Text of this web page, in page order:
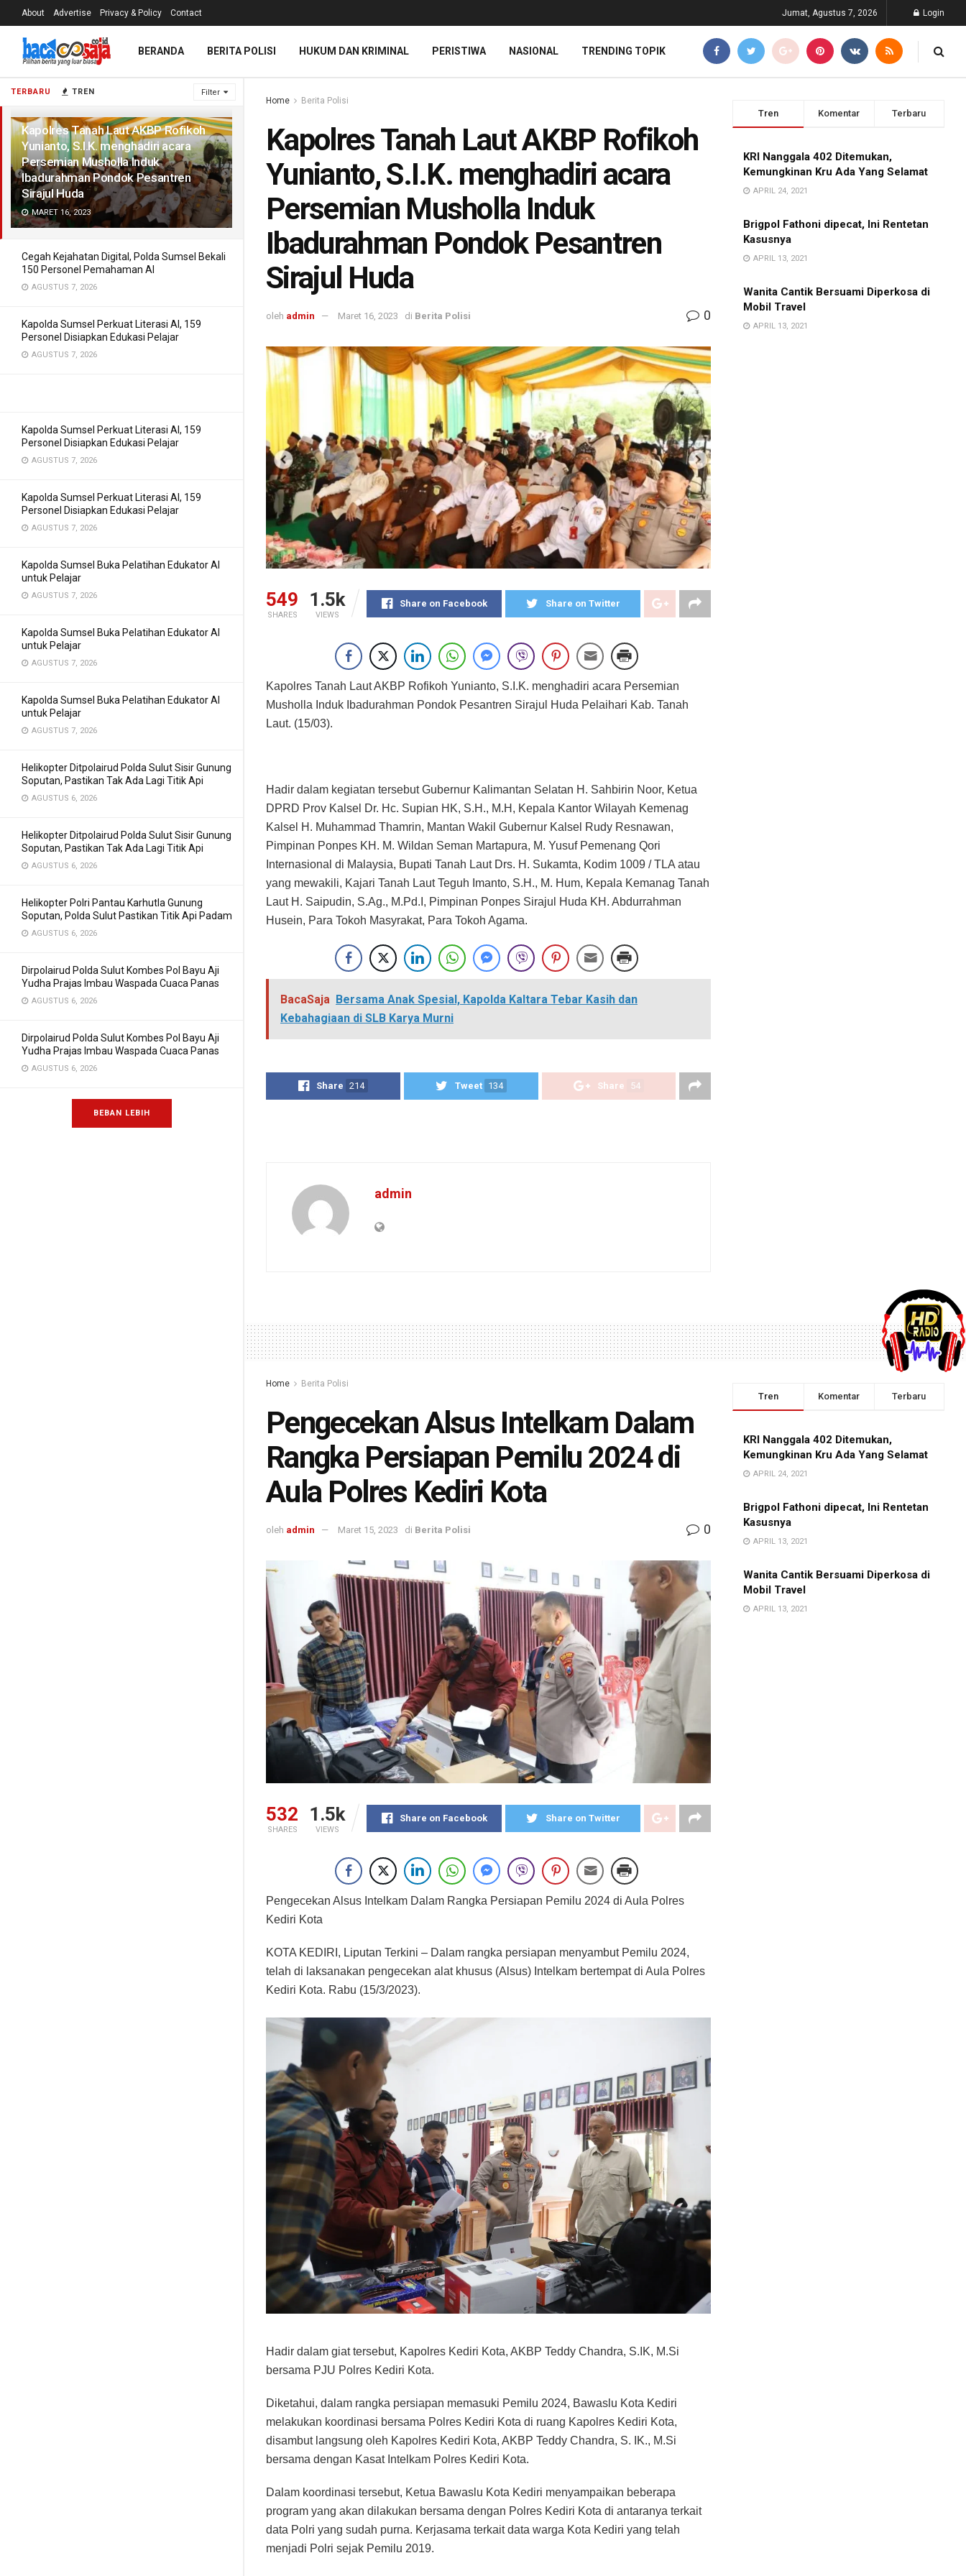
TERBARU TREN Filter
Kapolres Tanah Laut AKBP Rofikoh
Yunianto, S.I.K. menghadiri acara
Persemian Musholla Induk
Ibadurahman Pondok Pesantren
Sirajul Huda
MARET 16, 2023
Cegah Kejahatan Digital, Polda Sumsel Bekali
150 Personel Pemahaman AI
AGUSTUS 7, 2026
Kapolda Sumsel Perkuat Literasi AI, 159
Personel Disiapkan Edukasi Pelajar
AGUSTUS 7, 2026
Kapolda Sumsel Perkuat Literasi AI, 159
Personel Disiapkan Edukasi Pelajar
AGUSTUS 7, 2026
Kapolda Sumsel Perkuat Literasi AI, 159
Personel Disiapkan Edukasi Pelajar
AGUSTUS 7, 2026
Kapolda Sumsel Buka Pelatihan Edukator AI
untuk Pelajar
AGUSTUS 7, 2026
Kapolda Sumsel Buka Pelatihan Edukator AI
untuk Pelajar
AGUSTUS 7, 2026
Kapolda Sumsel Buka Pelatihan Edukator AI
untuk Pelajar
AGUSTUS 7, 2026
Helikopter Ditpolairud Polda Sulut Sisir Gunung
Soputan, Pastikan Tak Ada Lagi Titik Api
AGUSTUS 6, 2026
Helikopter Ditpolairud Polda Sulut Sisir Gunung
Soputan, Pastikan Tak Ada Lagi Titik Api
AGUSTUS 6, 2026
Helikopter Polri Pantau Karhutla Gunung
Soputan, Polda Sulut Pastikan Titik Api Padam
AGUSTUS 6, 2026
Dirpolairud Polda Sulut Kombes Pol Bayu Aji
Yudha Prajas Imbau Waspada Cuaca Panas
AGUSTUS 6, 2026
Dirpolairud Polda Sulut Kombes Pol Bayu Aji
Yudha Prajas Imbau Waspada Cuaca Panas
AGUSTUS 6, 2026
BEBAN LEBIH
About Advertise Privacy & Policy Contact Jumat, Agustus 7, 2026 Login
BERANDA BERITA POLISI HUKUM DAN KRIMINAL PERISTIWA NASIONAL TRENDING TOPIK
Home Berita Polisi
Kapolres Tanah Laut AKBP Rofikoh
Yunianto, S.I.K. menghadiri acara
Persemian Musholla Induk
Ibadurahman Pondok Pesantren
Sirajul Huda
oleh admin Maret 16, 2023 di Berita Polisi 0
549
SHARES
1.5k
VIEWS
Share on Facebook Share on Twitter
Kapolres Tanah Laut AKBP Rofikoh Yunianto, S.I.K. menghadiri acara Persemian
Musholla Induk Ibadurahman Pondok Pesantren Sirajul Huda Pelaihari Kab. Tanah
Laut. (15/03).
Hadir dalam kegiatan tersebut Gubernur Kalimantan Selatan H. Sahbirin Noor, Ketua
DPRD Prov Kalsel Dr. Hc. Supian HK, S.H., M.H, Kepala Kantor Wilayah Kemenag
Kalsel H. Muhammad Thamrin, Mantan Wakil Gubernur Kalsel Rudy Resnawan,
Pimpinan Ponpes KH. M. Wildan Seman Martapura, M. Yusuf Pemenang Qori
Internasional di Malaysia, Bupati Tanah Laut Drs. H. Sukamta, Kodim 1009 / TLA atau
yang mewakili, Kajari Tanah Laut Teguh Imanto, S.H., M. Hum, Kepala Kemanag Tanah
Laut H. Saipudin, S.Ag., M.Pd.I, Pimpinan Ponpes Sirajul Huda KH. Abdurrahman
Husein, Para Tokoh Masyrakat, Para Tokoh Agama.
BacaSaja Bersama Anak Spesial, Kapolda Kaltara Tebar Kasih dan
Kebahagiaan di SLB Karya Murni
Share 214 Tweet 134 Share 54
admin
Tren Komentar Terbaru
KRI Nanggala 402 Ditemukan,
Kemungkinan Kru Ada Yang Selamat
APRIL 24, 2021
Brigpol Fathoni dipecat, Ini Rentetan
Kasusnya
APRIL 13, 2021
Wanita Cantik Bersuami Diperkosa di
Mobil Travel
APRIL 13, 2021
Home Berita Polisi
Pengecekan Alsus Intelkam Dalam
Rangka Persiapan Pemilu 2024 di
Aula Polres Kediri Kota
oleh admin Maret 15, 2023 di Berita Polisi 0
532
SHARES
1.5k
VIEWS
Share on Facebook Share on Twitter
Pengecekan Alsus Intelkam Dalam Rangka Persiapan Pemilu 2024 di Aula Polres
Kediri Kota
KOTA KEDIRI, Liputan Terkini – Dalam rangka persiapan menyambut Pemilu 2024,
telah di laksanakan pengecekan alat khusus (Alsus) Intelkam bertempat di Aula Polres
Kediri Kota. Rabu (15/3/2023).
Hadir dalam giat tersebut, Kapolres Kediri Kota, AKBP Teddy Chandra, S.IK, M.Si
bersama PJU Polres Kediri Kota.
Diketahui, dalam rangka persiapan memasuki Pemilu 2024, Bawaslu Kota Kediri
melakukan koordinasi bersama Polres Kediri Kota di ruang Kapolres Kediri Kota,
disambut langsung oleh Kapolres Kediri Kota, AKBP Teddy Chandra, S. IK., M.Si
bersama dengan Kasat Intelkam Polres Kediri Kota.
Dalam koordinasi tersebut, Ketua Bawaslu Kota Kediri menyampaikan beberapa
program yang akan dilakukan bersama dengan Polres Kediri Kota di antaranya terkait
data Polri yang sudah purna. Kerjasama terkait data warga Kota Kediri yang telah
menjadi Polri sejak Pemilu 2019.
Tren Komentar Terbaru
KRI Nanggala 402 Ditemukan,
Kemungkinan Kru Ada Yang Selamat
APRIL 24, 2021
Brigpol Fathoni dipecat, Ini Rentetan
Kasusnya
APRIL 13, 2021
Wanita Cantik Bersuami Diperkosa di
Mobil Travel
APRIL 13, 2021